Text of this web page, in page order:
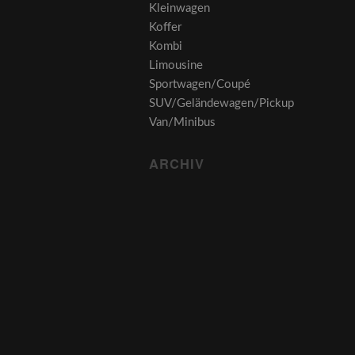
Kleinwagen
Koffer
Kombi
Limousine
Sportwagen/Coupé
SUV/Geländewagen/Pickup
Van/Minibus
ARCHIV